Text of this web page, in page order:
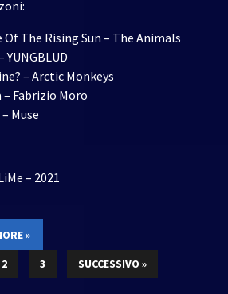
Of The Rising Sun – The Animals
YUNGBLUD
– Arctic Monkeys
– Fabrizio Moro
Muse
– 2021
»
2 3 SUCCESSIVO »